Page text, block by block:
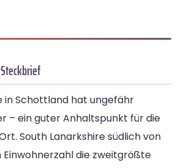
in Schottland hat ungefähr
– ein guter Anhaltspunkt für die
South Lanarkshire südlich von
Einwohnerzahl die zweitgrößte